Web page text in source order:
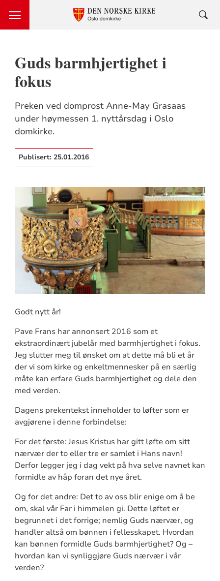
Guds barmhjertighet i
fokus
Preken ved domprost Anne-May Grasaas
under høymessen 1. nyttårsdag i Oslo
domkirke.
Publisert: 25.01.2016
Godt nytt år!
Pave Frans har annonsert 2016 som et
ekstraordinært jubelår med barmhjertighet i fokus.
Jeg slutter meg til ønsket om at dette må bli et år
der vi som kirke og enkeltmennesker på en særlig
måte kan erfare Guds barmhjertighet og dele den
med verden.
Dagens prekentekst inneholder to løfter som er
avgjørene i denne forbindelse:
For det første: Jesus Kristus har gitt løfte om sitt
nærvær der to eller tre er samlet i Hans navn!
Derfor legger jeg i dag vekt på hva selve navnet kan
formidle av håp foran det nye året.
Og for det andre: Det to av oss blir enige om å be
om, skal vår Far i himmelen gi. Dette løftet er
begrunnet i det forrige; nemlig Guds nærvær, og
handler altså om bønnen i fellesskapet. Hvordan
kan bønnen formidle Guds barmhjertighet? Og –
hvordan kan vi synliggjøre Guds nærvær i vår
verden?